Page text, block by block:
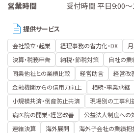
営業時間
受付時間 平日9:00〜
提供サービス
会社設立・起業 経理事務の省力化・DX
決算・税務申告
納税・節税対策 自社の業
同業他社との業績比較
経営助言
経営改
金融機関からの信用力向上
相続・事業承継
小規模共済・倒産防止共済
現場別の工事利
病医院の開業・経営改善
公益法人制度への
連結決算
海外展開 海外子会社の業績把